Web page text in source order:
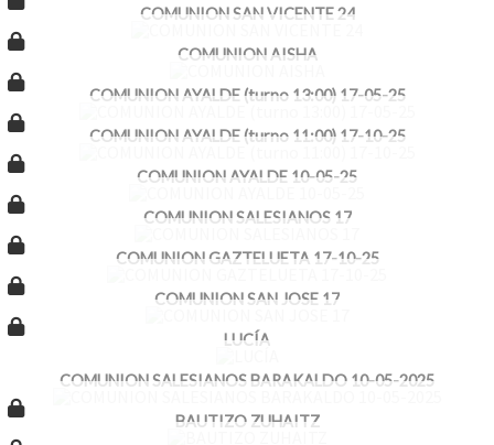
COMUNION SAN VICENTE 24
COMUNION AISHA
COMUNION AYALDE (turno 13:00) 17-05-25
COMUNION AYALDE (turno 11:00) 17-10-25
COMUNION AYALDE 10-05-25
COMUNION SALESIANOS 17
COMUNION GAZTELUETA 17-10-25
COMUNION SAN JOSE 17
LUCÍA
COMUNION SALESIANOS BARAKALDO 10-05-2025
BAUTIZO ZUHAITZ